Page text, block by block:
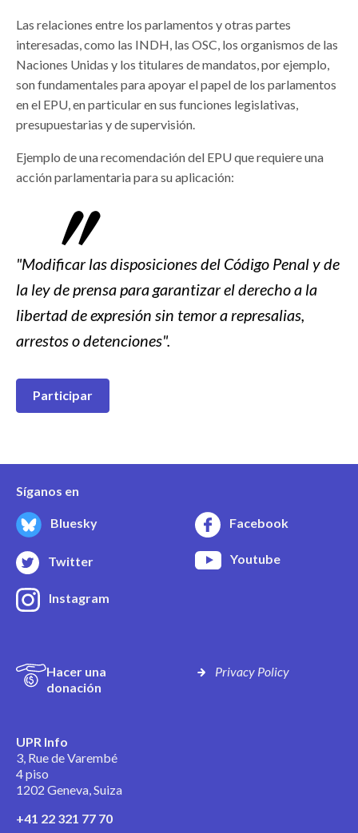
Las relaciones entre los parlamentos y otras partes
interesadas, como las INDH, las OSC, los organismos de las
Naciones Unidas y los titulares de mandatos, por ejemplo,
son fundamentales para apoyar el papel de los parlamentos
en el EPU, en particular en sus funciones legislativas,
presupuestarias y de supervisión.
Ejemplo de una recomendación del EPU que requiere una
acción parlamentaria para su aplicación:
"Modificar las disposiciones del Código Penal y de
la ley de prensa para garantizar el derecho a la
libertad de expresión sin temor a represalias,
arrestos o detenciones".
Participar
Síganos en
Bluesky Facebook
Twitter Youtube
Instagram
Hacer una
donación
Privacy Policy
UPR Info
3, Rue de Varembé
4 piso
1202 Geneva, Suiza
+41 22 321 77 70